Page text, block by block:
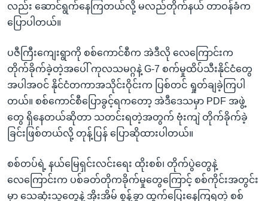
လည်း ဆောင်ရွက်နေကြတယ်လို့ မလည်တိုက်နယ် တာဝန်ခံက
ပြောပါတယ်။
ပဇီကြီးကျေးရွာကို စစ်ကောင်စီက အဲဒီလို လေကြောင်းက
တိုက်ခိုက်ခဲ့တဲ့အပေါ် ကုလသမဂ္ဂနဲ့ G-7 စက်မှုထိပ်သီးနိုင်ငံတွေ
အပါအဝင် နိုင်ငံတကာအသိုင်းဝိုင်းက ပြစ်တင် ရှုတ်ချခဲ့ကြပါ
တယ်။ စစ်ကောင်စီပြောခွင့်ရကတော့ အဲဒီဒေသမှာ PDF အဖွဲ့
တွေ ရှိနေတယ်ဆိုတာ သတင်းရတဲ့အတွက် ဗုံးကျဲ တိုက်ခိုက်ခဲ့
ခြင်းဖြစ်တယ်လို့ တုန့်ပြန် ပြောဆိုထားပါတယ်။
စစ်တပ်ရဲ့ နယ်မြေရှင်းလင်းရေး ထိုးစစ်၊ တိုက်ပွဲတွေနဲ့
လေကြောင်းက ပစ်ခတ်တိုကခိုက်မှုတွေကြောင့် စစ်ကိုင်းအတွင်း
မှာ သေဆုံးသူတွေနဲ့ အိုးအိမ် စွန့်ခွာ ထွက်ပြေးနေကြရတဲ့ စစ်